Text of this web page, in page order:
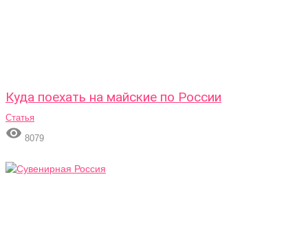
Куда поехать на майские по России
Статья
 8079